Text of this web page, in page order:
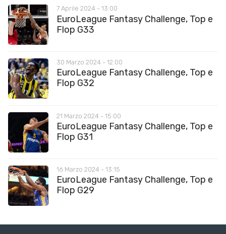
7 Aprile 2024 - 13:00
EuroLeague Fantasy Challenge, Top e
Flop G33
30 Marzo 2024 - 12:00
EuroLeague Fantasy Challenge, Top e
Flop G32
21 Marzo 2024 - 15:00
EuroLeague Fantasy Challenge, Top e
Flop G31
16 Marzo 2024 - 13:15
EuroLeague Fantasy Challenge, Top e
Flop G29